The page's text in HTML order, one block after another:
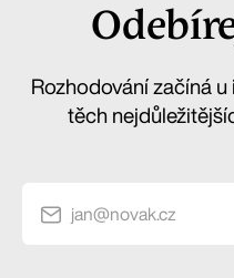
Rozhodování začíná
těch
jan@novak.cz